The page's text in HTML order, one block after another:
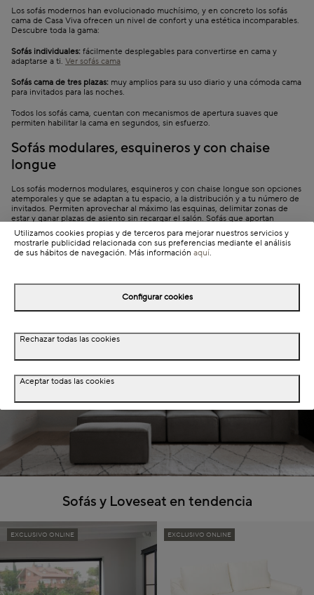
Los sofás modernos han evolucionado muchísimo, y en concreto los sofás
cama de Casa Viva ofrecen un nivel de confort y una estética incomparables.
Descubre toda la gama:
Sofás individuales: fácilmente desplegables para convertirse en cama y
adaptarse a ti. Ver sofás cama
Sofás cama de tres plazas: muy amplios para su uso diario y una cómoda cama
para invitados para las noches.
Todos los sofás cama, cuentan con mecanismos de apertura suaves que
permiten habilitar la cama en segundos, sin esfuerzo.
Sofás modulares, esquineros y con chaise
longue
Los sofás modernos modulares, esquineros y con chaise longue son opciones
atemporales y que se adaptan a tu espacio, a la distribución y a tu número de
invitados. Permiten aprovechar al máximo las esquinas, delimitar zonas de
estar y ganar plazas de asiento sin recargar el salón. Sofás que aportan
carácter a tu salón y que marcarán tendencia este año.
Ver sofás modulares,
esquineros y chaise longue
Sofás y Loveseat en tendencia
EXCLUSIVO ONLINE EXCLUSIVO ONLINE
Utilizamos cookies propias y de terceros para mejorar nuestros servicios y
mostrarle publicidad relacionada con sus preferencias mediante el análisis
de sus hábitos de navegación. Más información aquí.
Configurar cookies
Rechazar todas las cookies
Aceptar todas las cookies